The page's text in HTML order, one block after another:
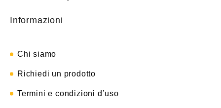
Informazioni
Chi siamo
Richiedi un prodotto
Termini e condizioni d’uso